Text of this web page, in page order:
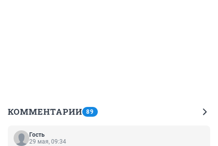
КОММЕНТАРИИ 89
Гость
29 мая, 09:34